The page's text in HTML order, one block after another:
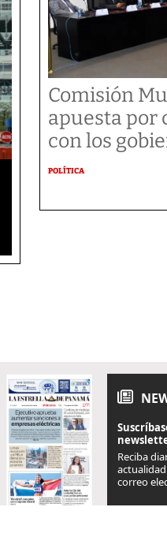
Comisión
apuesta por
con los
POLÍTICA
Reciba
correo